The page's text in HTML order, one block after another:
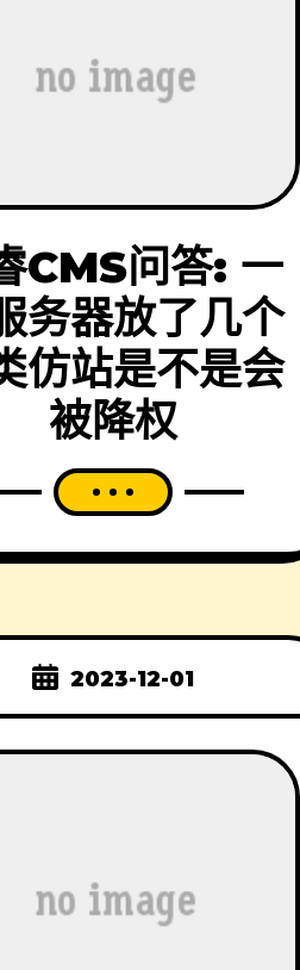
CMS问答: 一
务器放了几个
仿站是不是会
被降权
2023-12-01